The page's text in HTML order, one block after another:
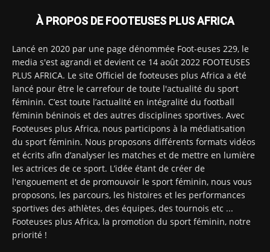
À PROPOS DE FOOTEUSES PLUS AFRICA
Lancé en 2020 par une page dénommée Foot-euses 229, le
media s'est agrandi et devient ce 14 août 2022 FOOTEUSES
PLUS AFRICA. Le site Officiel de footeuses plus Africa a été
lancé pour être le carrefour de toute l'actualité du sport
féminin. C’est toute l’actualité en intégralité du football
féminin béninois et des autres disciplines sportives. Avec
Footeuses plus Africa, nous participons à la médiatisation
du sport féminin. Nous proposons différents formats vidéos
et écrits afin d’analyser les matches et de mettre en lumière
les actrices de ce sport. L’idée étant de créer de
l'engouement et de promouvoir le sport féminin, nous vous
proposons, les parcours, les histoires et les performances
sportives des athlètes, des équipes, des tournois etc ...
Footeuses plus Africa, la promotion du sport féminin, notre
priorité !